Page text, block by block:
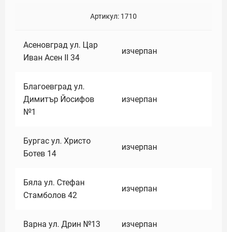
Артикул: 1710
Асеновград ул. Цар
Иван Асен II 34
изчерпан
Благоевград ул.
Димитър Йосифов
№1
изчерпан
Бургас ул. Христо
Ботев 14
изчерпан
Бяла ул. Стефан
Стамболов 42
изчерпан
Варна ул. Дрин №13 изчерпан